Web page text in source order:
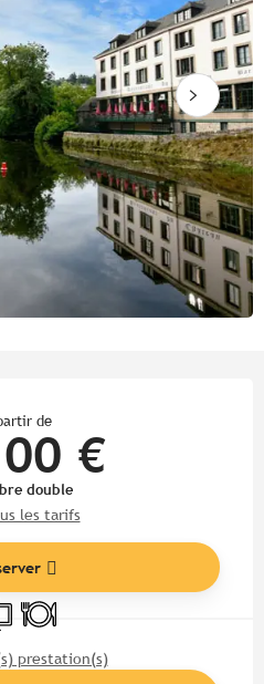
de
€
double
les tarifs
Restaurant
prestation(s)